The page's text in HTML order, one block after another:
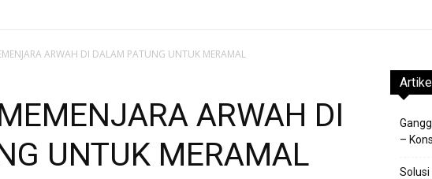
ARWAH DI DALAM PATUNG UNTUK MERAMAL
ARWAH DI
UNTUK MERAMAL
–
Solusi